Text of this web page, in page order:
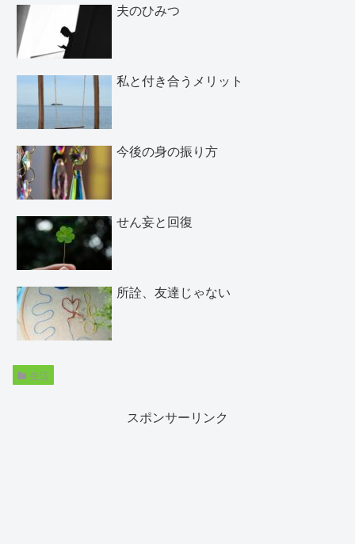
夫のひみつ
私と付き合うメリット
今後の身の振り方
せん妄と回復
所詮、友達じゃない
生活
スポンサーリンク